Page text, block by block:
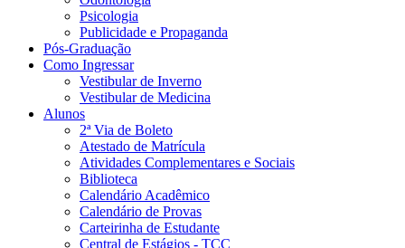
Psicologia
Publicidade e Propaganda
Pós-Graduação
Como Ingressar
Vestibular de Inverno
Vestibular de Medicina
Alunos
2ª Via de Boleto
Atestado de Matrícula
Atividades Complementares e Sociais
Biblioteca
Calendário Acadêmico
Calendário de Provas
Carteirinha de Estudante
Central de Estágios - TCC